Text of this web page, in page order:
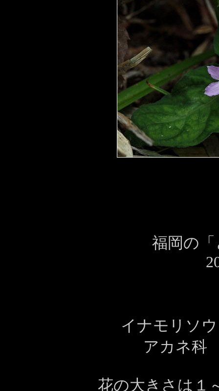
福岡の
イナモリソ
アカネ科
花の大きさは１